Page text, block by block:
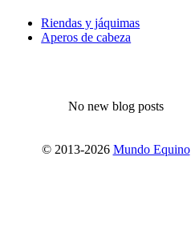
Riendas y jáquimas
Aperos de cabeza
No new blog posts
© 2013-2026 Mundo Equino